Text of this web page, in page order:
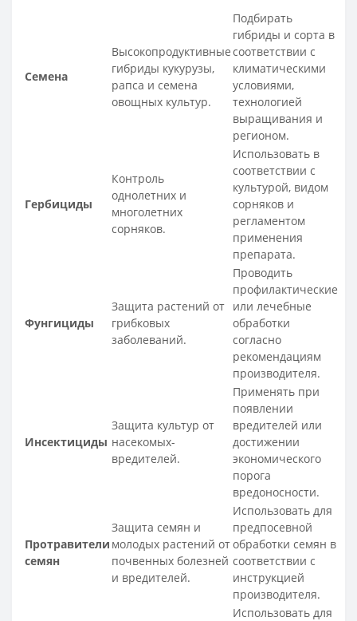
Семена
Высокопродуктивные
гибриды кукурузы,
рапса и семена
овощных культур.
Подбирать
гибриды и сорта в
соответствии с
климатическими
условиями,
технологией
выращивания и
регионом.
Гербициды
Контроль
однолетних и
многолетних
сорняков.
Использовать в
соответствии с
культурой, видом
сорняков и
регламентом
применения
препарата.
Фунгициды
Защита растений от
грибковых
заболеваний.
Проводить
профилактические
или лечебные
обработки
согласно
рекомендациям
производителя.
Инсектициды
Защита культур от
насекомых-
вредителей.
Применять при
появлении
вредителей или
достижении
экономического
порога
вредоносности.
Протравители
семян
Защита семян и
молодых растений от
почвенных болезней
и вредителей.
Использовать для
предпосевной
обработки семян в
соответствии с
инструкцией
производителя.
Использовать для